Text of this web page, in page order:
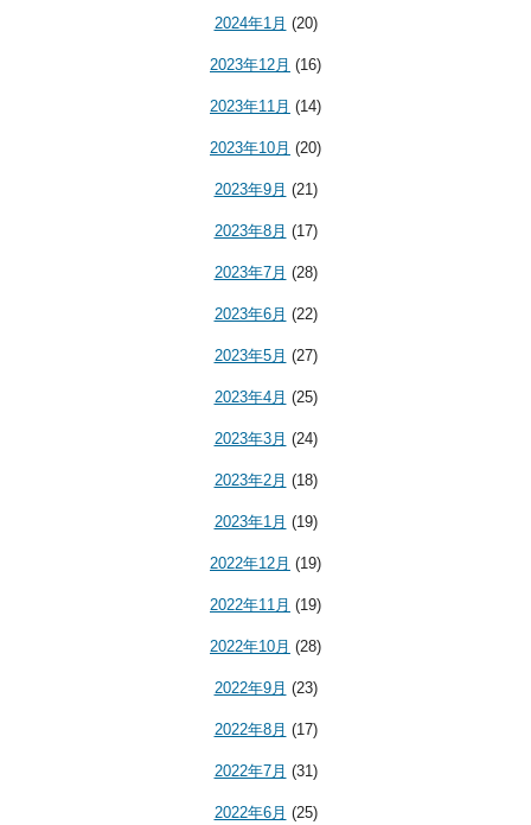
2024年1月 (20)
2023年12月 (16)
2023年11月 (14)
2023年10月 (20)
2023年9月 (21)
2023年8月 (17)
2023年7月 (28)
2023年6月 (22)
2023年5月 (27)
2023年4月 (25)
2023年3月 (24)
2023年2月 (18)
2023年1月 (19)
2022年12月 (19)
2022年11月 (19)
2022年10月 (28)
2022年9月 (23)
2022年8月 (17)
2022年7月 (31)
2022年6月 (25)